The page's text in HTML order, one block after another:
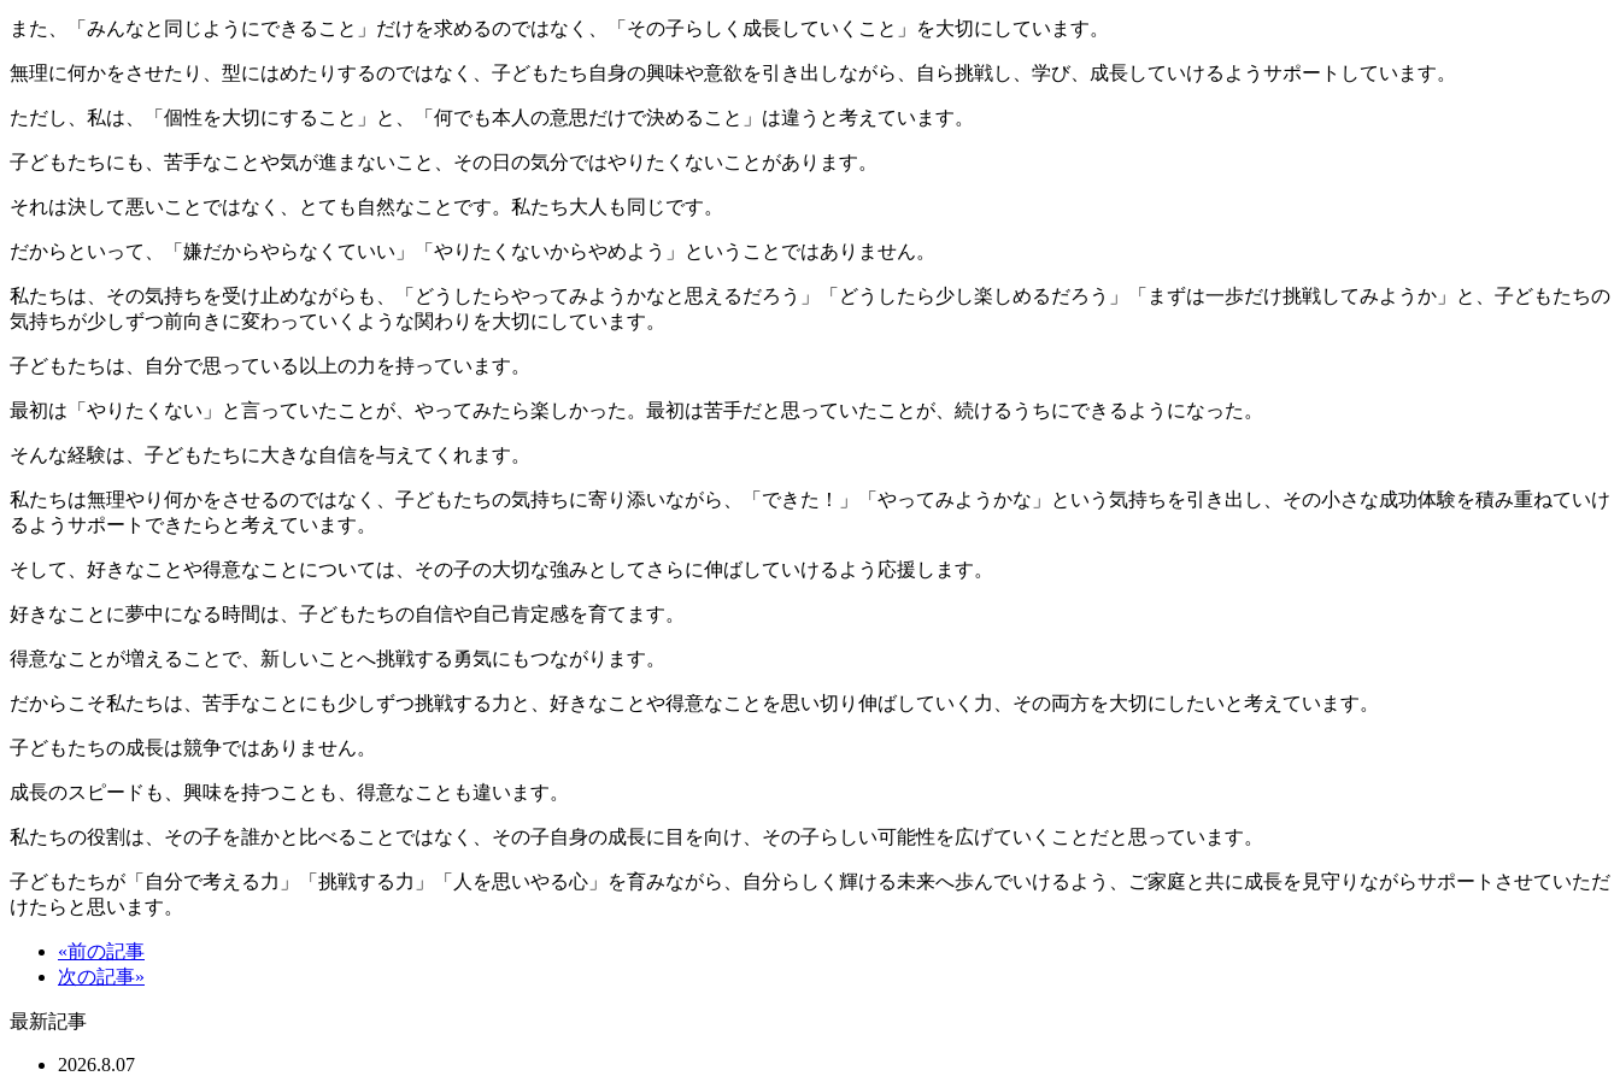
また、「みんなと同じようにできること」だけを求めるのではなく、「その子らしく成長していくこと」を大切にしています。
無理に何かをさせたり、型にはめたりするのではなく、子どもたち自身の興味や意欲を引き出しながら、自ら挑戦し、学び、成長していけるようサポートしています。
ただし、私は、「個性を大切にすること」と、「何でも本人の意思だけで決めること」は違うと考えています。
子どもたちにも、苦手なことや気が進まないこと、その日の気分ではやりたくないことがあります。
それは決して悪いことではなく、とても自然なことです。私たち大人も同じです。
だからといって、「嫌だからやらなくていい」「やりたくないからやめよう」ということではありません。
私たちは、その気持ちを受け止めながらも、「どうしたらやってみようかなと思えるだろう」「どうしたら少し楽しめるだろう」「まずは一歩だけ挑戦してみようか」と、子どもたちの
気持ちが少しずつ前向きに変わっていくような関わりを大切にしています。
子どもたちは、自分で思っている以上の力を持っています。
最初は「やりたくない」と言っていたことが、やってみたら楽しかった。最初は苦手だと思っていたことが、続けるうちにできるようになった。
そんな経験は、子どもたちに大きな自信を与えてくれます。
私たちは無理やり何かをさせるのではなく、子どもたちの気持ちに寄り添いながら、「できた！」「やってみようかな」という気持ちを引き出し、その小さな成功体験を積み重ねていけ
るようサポートできたらと考えています。
そして、好きなことや得意なことについては、その子の大切な強みとしてさらに伸ばしていけるよう応援します。
好きなことに夢中になる時間は、子どもたちの自信や自己肯定感を育てます。
得意なことが増えることで、新しいことへ挑戦する勇気にもつながります。
だからこそ私たちは、苦手なことにも少しずつ挑戦する力と、好きなことや得意なことを思い切り伸ばしていく力、その両方を大切にしたいと考えています。
子どもたちの成長は競争ではありません。
成長のスピードも、興味を持つことも、得意なことも違います。
私たちの役割は、その子を誰かと比べることではなく、その子自身の成長に目を向け、その子らしい可能性を広げていくことだと思っています。
子どもたちが「自分で考える力」「挑戦する力」「人を思いやる心」を育みながら、自分らしく輝ける未来へ歩んでいけるよう、ご家庭と共に成長を見守りながらサポートさせていただ
けたらと思います。
«前の記事
次の記事»
最新記事
2026.8.07